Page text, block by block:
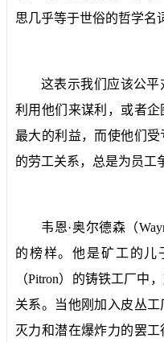
思几乎等于世俗的哲学名
这表示我们应该公
利用他们来谋利，或者
最大的利益，而使他们
的劳工关系，总是为员工
韦恩·奥尔德森（
的榜样。他是矿工的儿
（Pitron）的铸铁工厂中
关系。当他刚加入皮丛
灭力和潜在爆炸力的罢